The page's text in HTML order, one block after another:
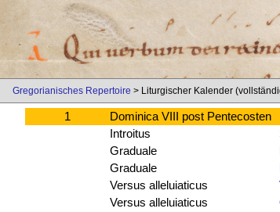
Gregorianisches Repertoire > Liturgischer Kalender
1
Dominica VIII post Pentecosten
Introitus
Graduale
Graduale
Versus alleluiaticus
Versus alleluiaticus